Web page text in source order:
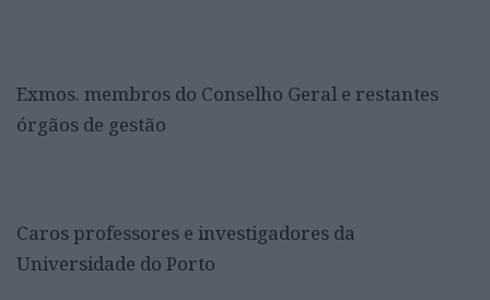
Exmos. membros do Conselho Geral e restantes
órgãos de gestão
Caros professores e investigadores da
Universidade do Porto